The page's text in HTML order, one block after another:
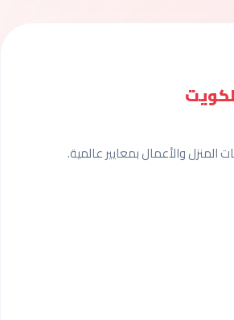
المنزل والأعمال بمعايير عالمية.